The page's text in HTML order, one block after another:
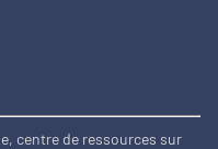
centre de ressources sur